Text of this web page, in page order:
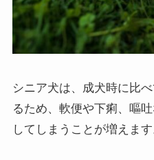
シニア犬は、成犬時に比
るため、軟便や下痢、嘔
してしまうことが増えます